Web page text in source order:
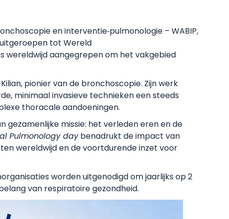
en interventie‑pulmonologie – WABIP,
uitgeroepen tot Wereld
wereldwijd aangegrepen om het vakgebied
pionier van de bronchoscopie. Zijn werk
minimaal invasieve technieken een steeds
thoracale aandoeningen.
gezamenlijke missie: het verleden eren en de
Pulmonology daybenadrukt de impact van
wereldwijd en de voortdurende inzet voor
worden uitgenodigd om jaarlijks op 2
van respiratoire gezondheid.